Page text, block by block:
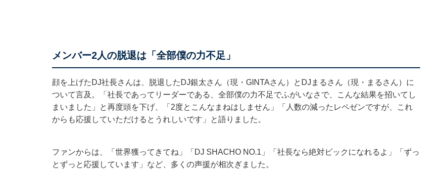
メンバー2人の脱退は「全部僕の力不足」
顔を上げたDJ社長さんは、脱退したDJ銀太さん（現・GINTAさん）とDJまるさん（現・まるさん）に
ついて言及。「社長であってリーダーである、全部僕の力不足でふがいなさで、こんな結果を招いてし
まいました」と再度頭を下げ、「2度とこんなまねはしません」「人数の減ったレペゼンですが、これ
からも応援していただけるとうれしいです」と語りました。
ファンからは、「世界獲ってきてね」「DJ SHACHO NO.1」「社長なら絶対ビックになれるよ」「ずっ
とずっと応援しています」など、多くの声援が相次ぎました。